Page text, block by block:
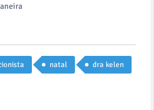
natal dra kelen